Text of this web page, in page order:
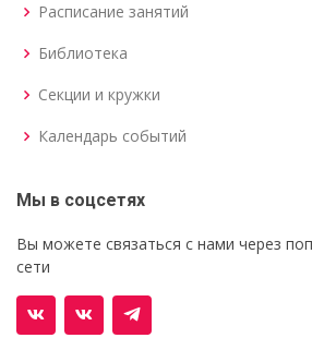
Расписание занятий
Библиотека
Секции и кружки
Календарь событий
Мы в соцсетях
Вы можете связаться с нами через
сети